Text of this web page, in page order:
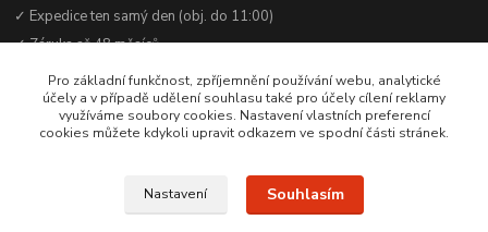
✓ Expedice ten samý den (obj. do 11:00)
✓ Záruka až 48 měsíců
✓ Odborné poradenství zdarma
✓ Česká rodinná firma od 2012
✓ YouTube kanál s návody a testy baterií
Pro základní funkčnost, zpříjemnění používání webu, analytické
účely a v případě udělení souhlasu také pro účely cílení reklamy
využíváme soubory cookies. Nastavení vlastních preferencí
cookies můžete kdykoli upravit odkazem ve spodní části stránek.
Nastavení Souhlasím